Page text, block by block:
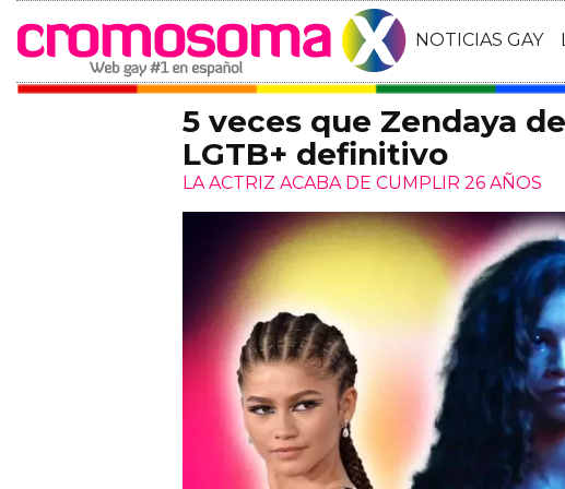
NOTICIAS GAY
5 veces que Zendaya
LGTB+ definitivo
LA ACTRIZ ACABA DE CUMPLIR 26 AÑOS